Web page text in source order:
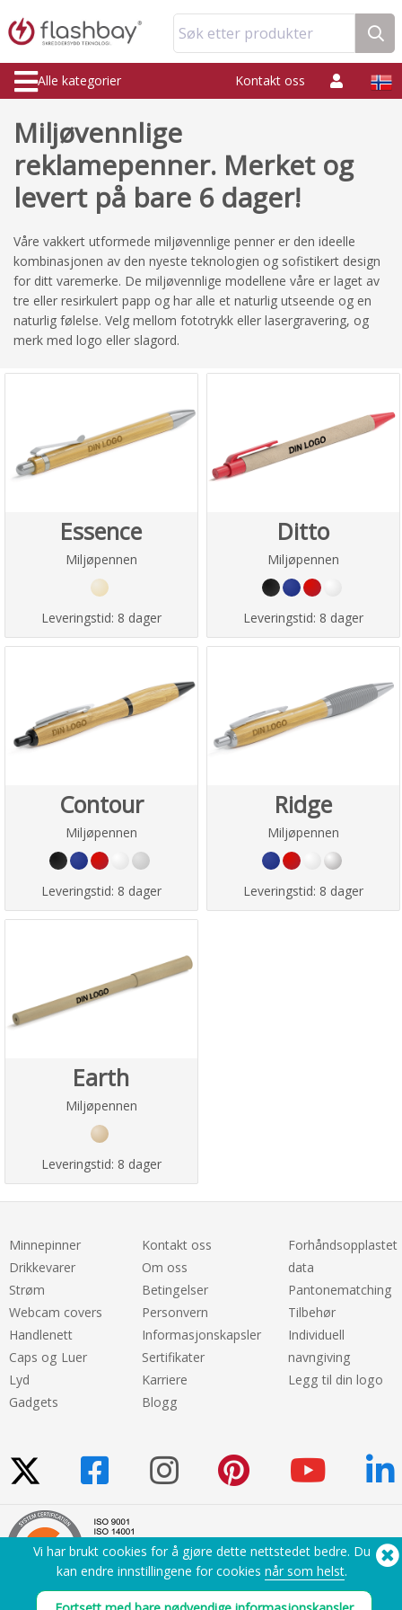
Søk etter produkter
Alle kategorier Kontakt oss
Miljøvennlige
reklamepenner. Merket og
levert på bare 6 dager!
Våre vakkert utformede miljøvennlige penner er den ideelle
kombinasjonen av den nyeste teknologien og sofistikert design
for ditt varemerke. De miljøvennlige modellene våre er laget av
tre eller resirkulert papp og har alle et naturlig utseende og en
naturlig følelse. Velg mellom fototrykk eller lasergravering, og
merk med logo eller slagord.
Essence
Miljøpennen
Leveringstid: 8 dager
Ditto
Miljøpennen
Leveringstid: 8 dager
Contour
Miljøpennen
Leveringstid: 8 dager
Ridge
Miljøpennen
Leveringstid: 8 dager
Earth
Miljøpennen
Leveringstid: 8 dager
Minnepinner
Drikkevarer
Strøm
Webcam covers
Handlenett
Caps og Luer
Lyd
Gadgets
Kontakt oss
Om oss
Betingelser
Personvern
Informasjonskapsler
Sertifikater
Karriere
Blogg
Forhåndsopplastet
data
Pantonematching
Tilbehør
Individuell
navngiving
Legg til din logo
Vi har brukt cookies for å gjøre dette nettstedet bedre. Du
kan endre innstillingene for cookies når som helst.